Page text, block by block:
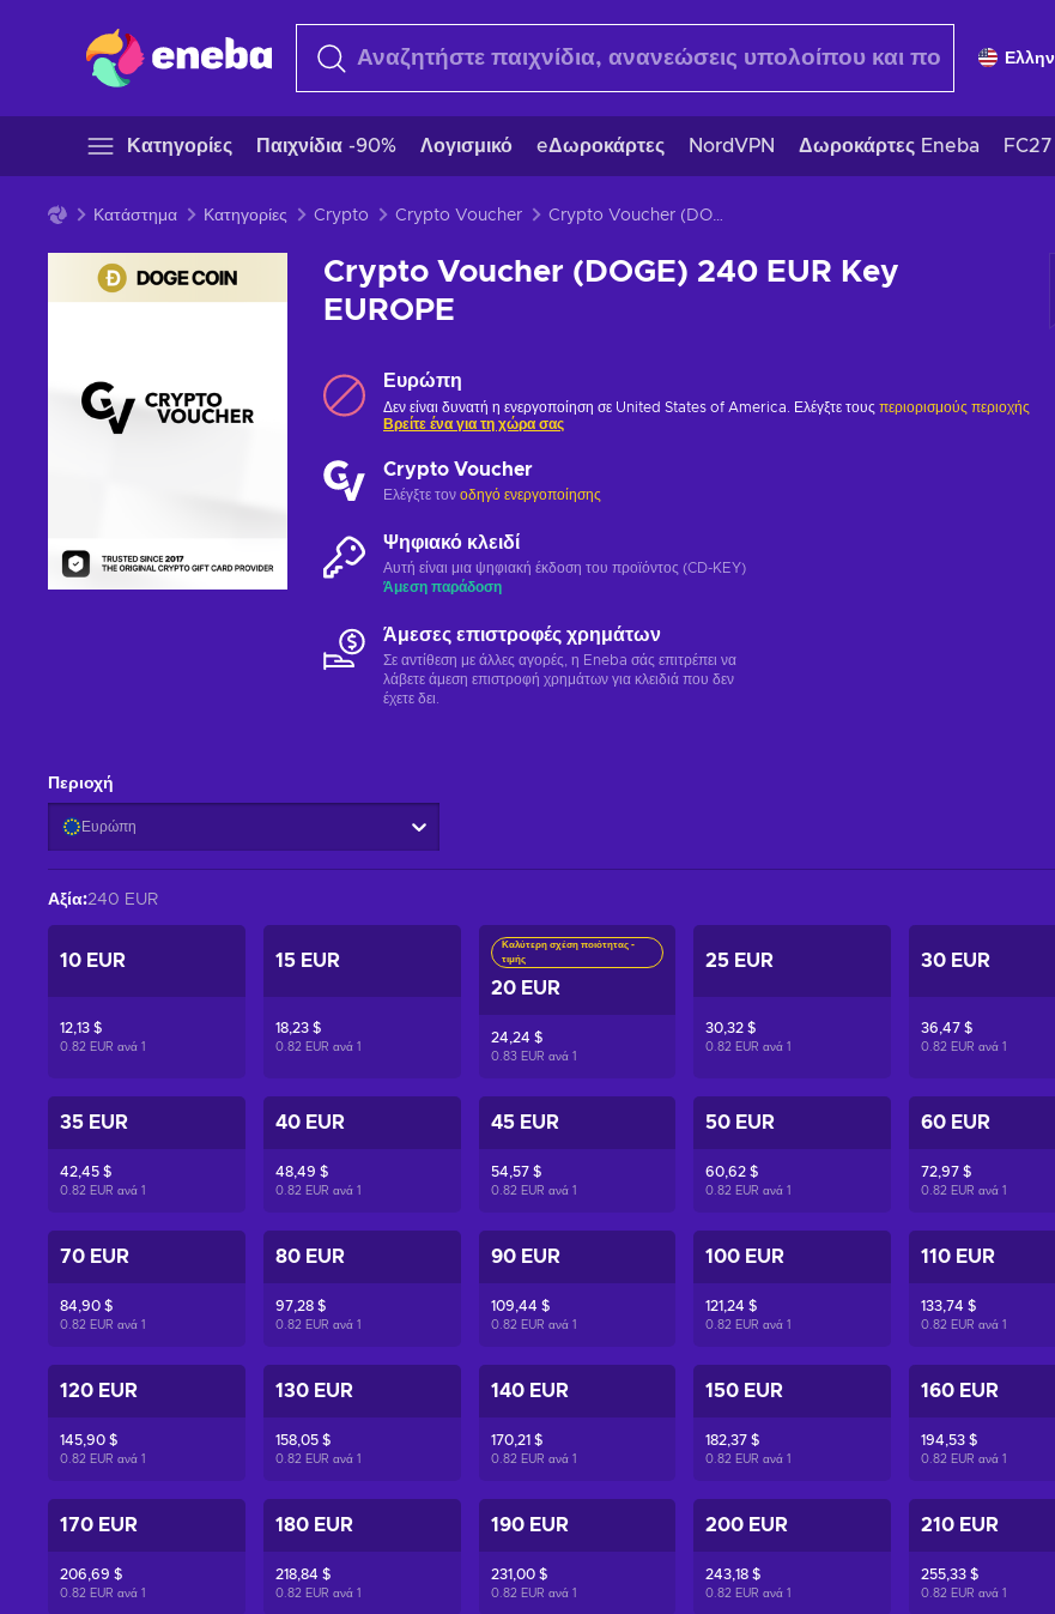
Κατηγορίες Παιχνίδια -90% Λογισμικό eΔωροκάρτες NordVPN Δωροκάρτες Eneba FC27
Κατάστημα Κατηγορίες Crypto Crypto Voucher Crypto Voucher (DOGE) 240 EUR Key EUROPE
Crypto Voucher (DOGE) 240 EUR Key
EUROPE
Ευρώπη
Δεν είναι δυνατή η ενεργοποίηση σε United States of America. Ελέγξτε τους περιορισμούς περιοχής
Βρείτε ένα για τη χώρα σας
Crypto Voucher
Ελέγξτε τον οδηγό ενεργοποίησης
Ψηφιακό κλειδί
Αυτή είναι μια ψηφιακή έκδοση του προϊόντος (CD-KEY)
Άμεση παράδοση
Άμεσες επιστροφές χρημάτων
Σε αντίθεση με άλλες αγορές, η Eneba σάς επιτρέπει να
λάβετε άμεση επιστροφή χρημάτων για κλειδιά που δεν
έχετε δει.
Περιοχή
Ευρώπη
Αξία:240 EUR
10 EUR
12,13 $
0.82 EUR ανά 1
15 EUR
18,23 $
0.82 EUR ανά 1
Καλύτερη σχέση ποιότητας -
τιμής
20 EUR
24,24 $
0.83 EUR ανά 1
25 EUR
30,32 $
0.82 EUR ανά1
30 EUR
36,47 $
0.82 EUR ανά1
35 EUR
42,45 $
0.82 EUR ανά 1
40 EUR
48,49 $
0.82 EUR ανά 1
45 EUR
54,57 $
0.82 EUR ανά 1
50 EUR
60,62 $
0.82 EUR ανά1
60 EUR
72,97 $
0.82 EUR ανά1
70 EUR
84,90 $
0.82 EUR ανά 1
80 EUR
97,28 $
0.82 EUR ανά 1
90 EUR
109,44 $
0.82 EUR ανά 1
100 EUR
121,24 $
0.82 EUR ανά1
110 EUR
133,74 $
0.82 EUR ανά1
120 EUR
145,90 $
0.82 EUR ανά 1
130 EUR
158,05 $
0.82 EUR ανά 1
140 EUR
170,21 $
0.82 EUR ανά 1
150 EUR
182,37 $
0.82 EUR ανά1
160 EUR
194,53 $
0.82 EUR ανά1
170 EUR
206,69 $
0.82 EUR ανά 1
180 EUR
218,84 $
0.82 EUR ανά 1
190 EUR
231,00 $
0.82 EUR ανά 1
200 EUR
243,18 $
0.82 EUR ανά1
210 EUR
255,33 $
0.82 EUR ανά1